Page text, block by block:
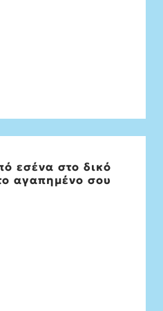
εσένα στο δικό
αγαπημένο σου
στα πράγματα